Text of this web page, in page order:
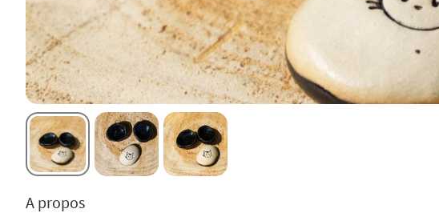
A propos